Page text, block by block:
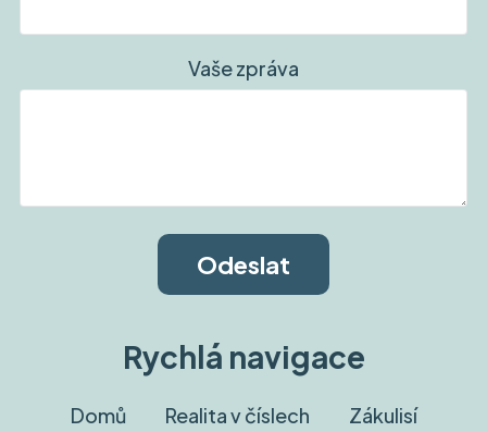
Vaše zpráva
Rychlá navigace
Domů Realita v číslech
Zákulisí